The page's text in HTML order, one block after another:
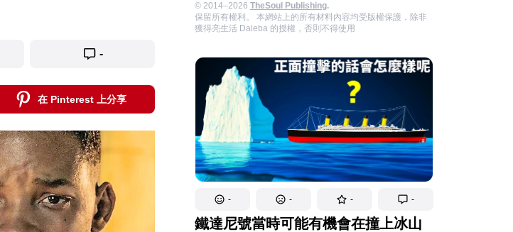
© 2014–2026 TheSoul Publishing.
保留所有權利。 本網站上的所有材料內容均受版權保護，除非
獲得亮生活 Daleba 的授權，否則不得使用
- - - -
鐵達尼號當時可能有機會在撞上冰山
-
在 Pinterest 上分享